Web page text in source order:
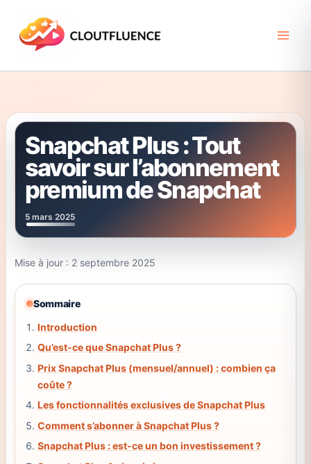
contenu
Snapchat Plus : Tout
savoir sur l’abonnement
premium de Snapchat
5 mars 2025
Mise à jour : 2 septembre 2025
Sommaire
Introduction
Qu’est-ce que Snapchat Plus ?
Prix Snapchat Plus (mensuel/annuel) : combien ça
coûte ?
Les fonctionnalités exclusives de Snapchat Plus
Comment s’abonner à Snapchat Plus ?
Snapchat Plus : est-ce un bon investissement ?